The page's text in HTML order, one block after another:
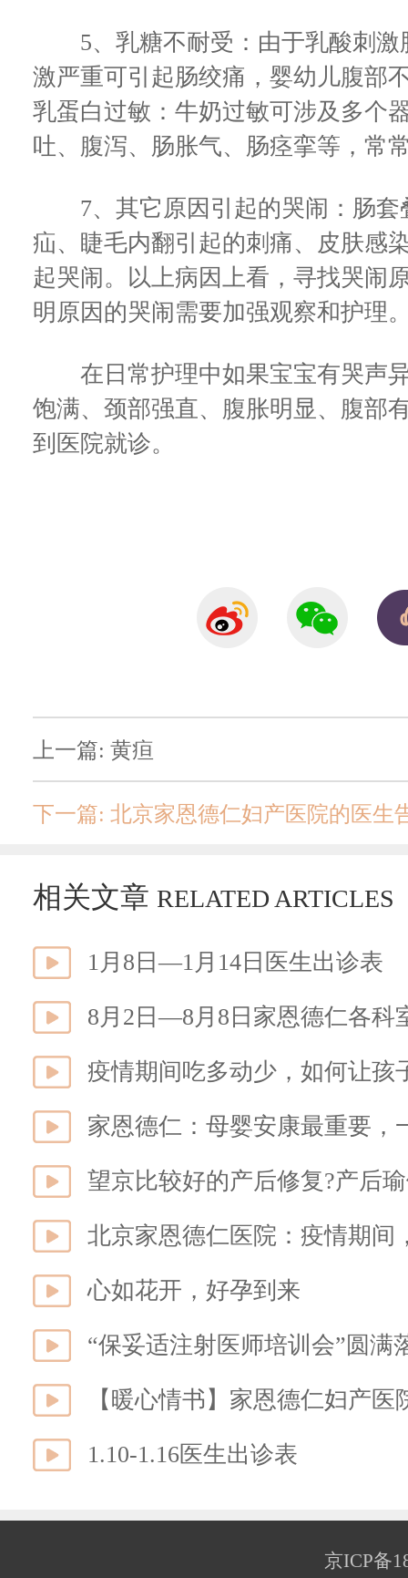
5、乳糖不耐受：由于乳酸刺激
激严重可引起肠绞痛，婴幼儿腹部
乳蛋白过敏：牛奶过敏可涉及多个
吐、腹泻、肠胀气、肠痉挛等，常
7、其它原因引起的哭闹：肠套
疝、睫毛内翻引起的刺痛、皮肤感
起哭闹。以上病因上看，寻找哭闹
明原因的哭闹需要加强观察和护理
在日常护理中如果宝宝有哭声异
饱满、颈部强直、腹胀明显、腹部
到医院就诊。
上一篇: 黄疸
下一篇: 北京家恩德仁妇产医院的医生
相关文章 RELATED ARTICLES
1月8日—1月14日医生出诊表
8月2日—8月8日家恩德仁各科
家恩德仁：母婴安康最重要，
望京比较好的产后修复?产后
心如花开，好孕到来
【暖心情书】家恩德仁妇产医
1.10-1.16医生出诊表
京ICP备